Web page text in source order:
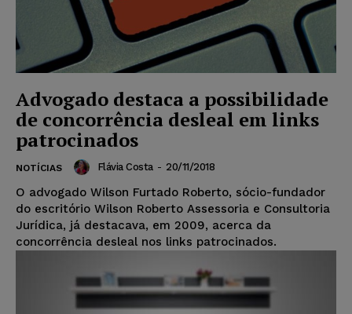
Advogado destaca a possibilidade
de concorrência desleal em links
patrocinados
NOTÍCIAS Flávia Costa - 20/11/2018
O advogado Wilson Furtado Roberto, sócio-fundador
do escritório Wilson Roberto Assessoria e Consultoria
Jurídica, já destacava, em 2009, acerca da
concorrência desleal nos links patrocinados.